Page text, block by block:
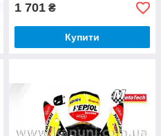
1 701 ₴
Купити